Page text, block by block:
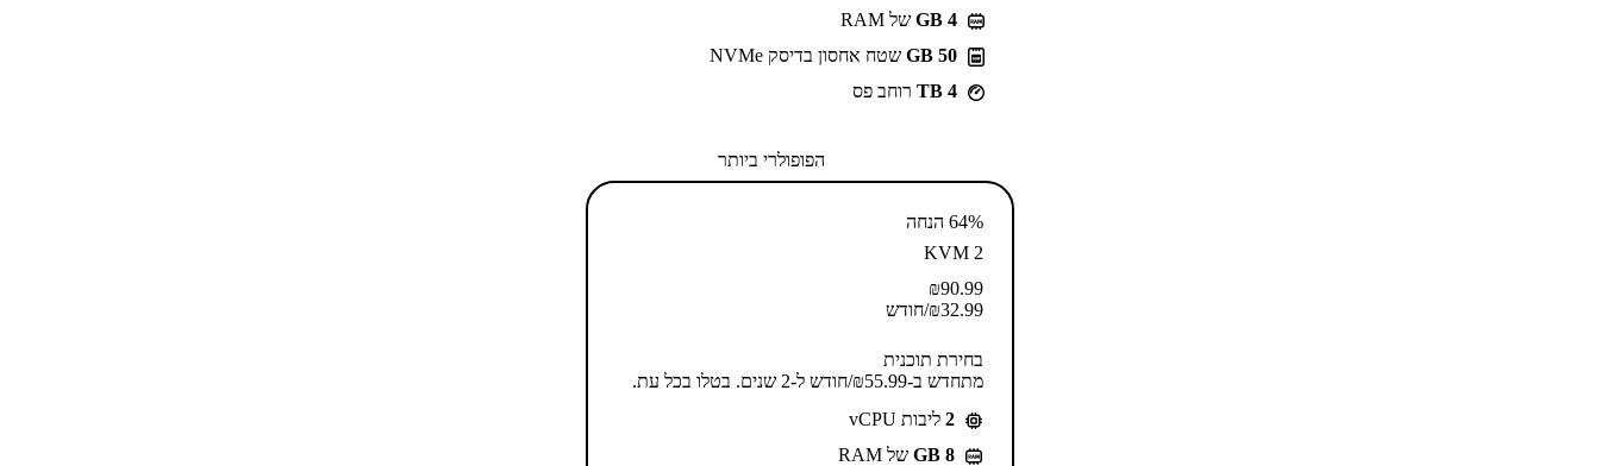
GB 4 של RAM
50 GB
שטח אחסון בדיסק NVMe
4 TB
רוחב פס
הפופולרי ביותר
64% הנחה
KVM 2
90.99
₪
32.99
₪/חודש
בחירת תוכנית
מתחדש ב-⁦55.99⁩₪/חודש ל-2 שנים. בטלו בכל עת.
2 ליבות vCPU
GB 8 של RAM